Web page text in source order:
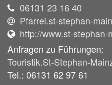
06131 23 16 40
Pfarrei.st-stephan-
http://www.st-stephan-
Anfragen zu Führungen:
Touristik.St-Stephan-
Tel.: 06131 62 97 61